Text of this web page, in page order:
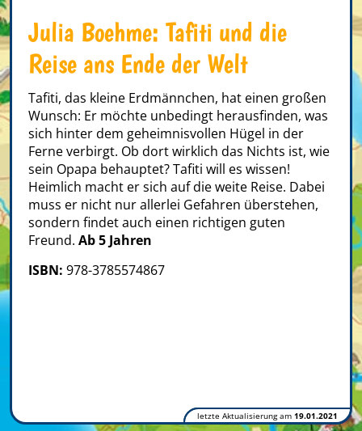
Julia Boehme: Tafiti und die
Reise ans Ende der Welt
Tafiti, das kleine Erdmännchen, hat einen großen
Wunsch: Er möchte unbedingt herausfinden, was
sich hinter dem geheimnisvollen Hügel in der
Ferne verbirgt. Ob dort wirklich das Nichts ist, wie
sein Opapa behauptet? Tafiti will es wissen!
Heimlich macht er sich auf die weite Reise. Dabei
muss er nicht nur allerlei Gefahren überstehen,
sondern findet auch einen richtigen guten
Freund. Ab 5 Jahren
ISBN: 978-3785574867
letzte Aktualisierung am 19.01.2021